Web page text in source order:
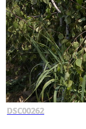
DSC00262